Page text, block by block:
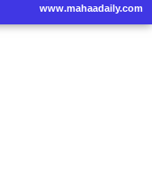
www.mahaadaily.com